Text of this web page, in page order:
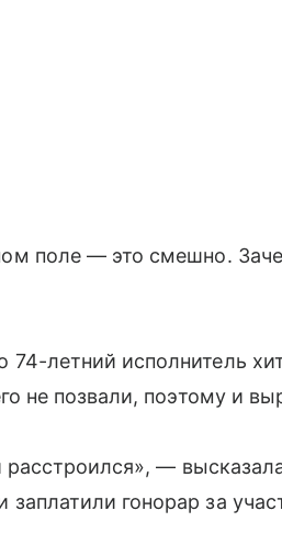
поле — это смешно.
74-летний исполнитель
не позвали, поэтому и
расстроился», —
гонорар за